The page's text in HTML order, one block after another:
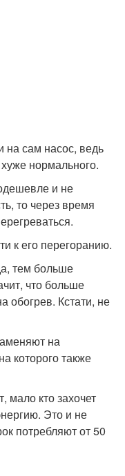
на сам насос, ведь
нормального.
и не
то через время
к его перегоранию.
тем больше
что больше
обогрев. Кстати, не
на
которого также
мало кто захочет
Это и не
потребляют от 50